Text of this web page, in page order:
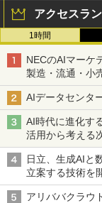
アクセスラ
1時間
NECのAIマーケ
製造・流通・小
AIデータセンタ
AI時代に進化す
活用から考える
日立、生成AIと
立案する技術を
アリババクラウ